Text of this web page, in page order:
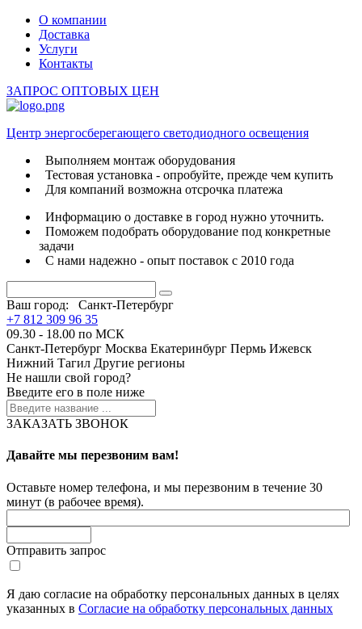
О компании
Доставка
Услуги
Контакты
ЗАПРОС ОПТОВЫХ ЦЕН
Центр энергосберегающего светодиодного освещения
Выполняем монтаж оборудования
Тестовая установка - опробуйте, прежде чем купить
Для компаний возможна отсрочка платежа
Информацию о доставке в город нужно уточнить.
Поможем подобрать оборудование под конкретные
задачи
С нами надежно - опыт поставок с 2010 года
Ваш город:
Санкт-Петербург
+7 812 309 96 35
09.30 - 18.00 по МСК
Санкт-Петербург Москва Екатеринбург Пермь Ижевск
Нижний Тагил Другие регионы
Не нашли свой город?
Введите его в поле ниже
ЗАКАЗАТЬ ЗВОНОК
Давайте мы перезвоним вам!
Оставьте номер телефона, и мы перезвоним в течение 30
минут (в рабочее время).
Отправить запрос
Я даю согласие на обработку персональных данных в целях
указанных в Согласие на обработку персональных данных